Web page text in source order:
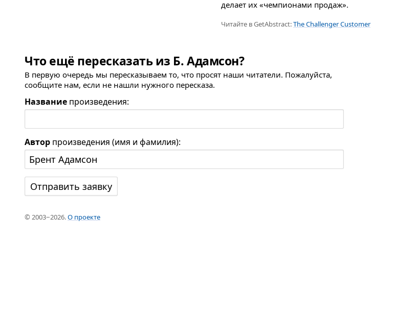
делает их «чемпионами продаж».
Читайте в GetAbstract:The Challenger Customer
Что ещё пересказать из Б. Адамсон?
В первую очередь мы пересказываем то, что просят наши читатели. Пожалуйста,
сообщите нам, если не нашли нужного пересказа.
Название произведения:
Автор произведения (имя и фамилия):
© 2003−2026.О проекте